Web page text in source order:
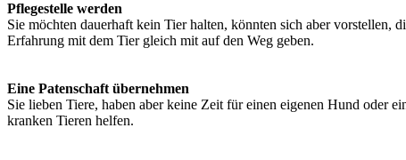
Pflegestelle werden
Sie möchten dauerhaft kein Tier halten, könnten sich aber vorstellen,
Erfahrung mit dem Tier gleich mit auf den Weg geben.
Eine Patenschaft übernehmen
Sie lieben Tiere, haben aber keine Zeit für einen eigenen Hund oder
kranken Tieren helfen.